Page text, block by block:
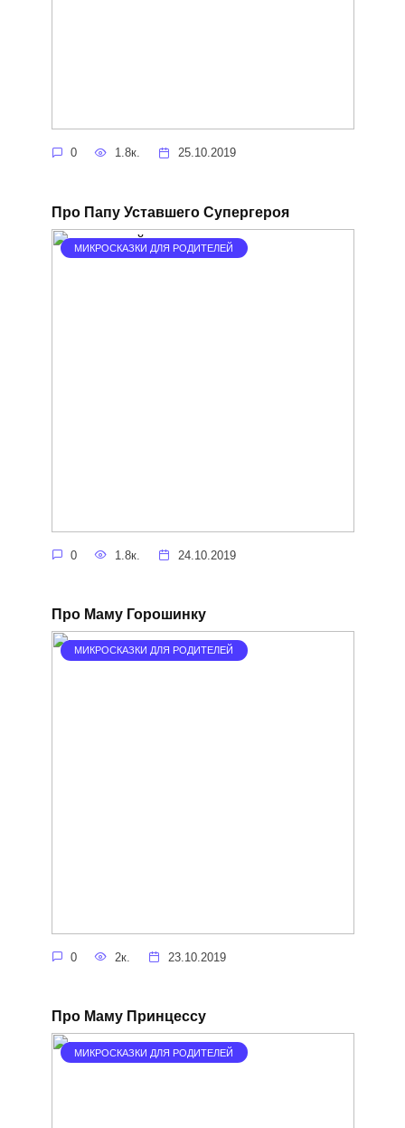
0 1.8к. 25.10.2019
Про Папу Уставшего Супергероя
МИКРОСКАЗКИ ДЛЯ РОДИТЕЛЕЙ
0 1.8к. 24.10.2019
Про Маму Горошинку
МИКРОСКАЗКИ ДЛЯ РОДИТЕЛЕЙ
0 2к. 23.10.2019
Про Маму Принцессу
МИКРОСКАЗКИ ДЛЯ РОДИТЕЛЕЙ